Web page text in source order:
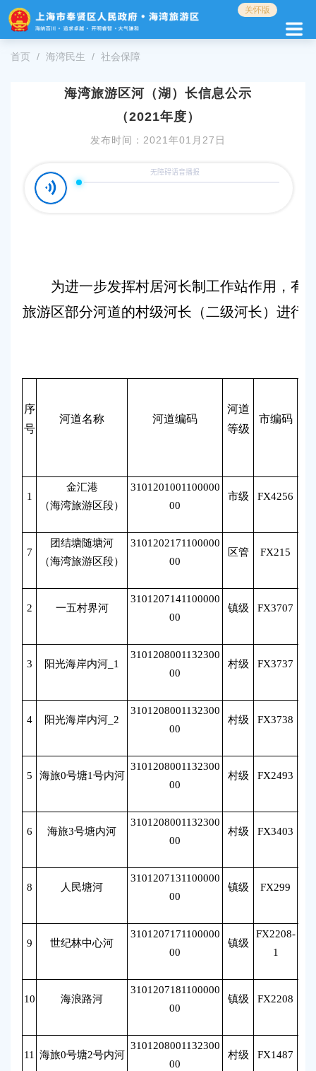
障
碍
关怀版
首页 海湾民生 社会保障
海湾旅游区河（湖）长信息公示
（2021年度）
发布时间：2021年01月27日
为进一步发挥村居河长制工作站作用，有
旅游区部分河道的村级河长（二级河长）进行
序
号
河道名称 河道编码
河道
等级
市编码
1
金汇港
（海湾旅游区段）
3101201001100000
00
市级 FX4256
7
团结塘随塘河
（海湾旅游区段）
3101202171100000
00
区管 FX215
2 一五村界河
3101207141100000
00
镇级 FX3707
3 阳光海岸内河_1
3101208001132300
00
村级 FX3737
4 阳光海岸内河_2
3101208001132300
00
村级 FX3738
5 海旅0号塘1号内河
3101208001132300
00
村级 FX2493
6 海旅3号塘内河
3101208001132300
00
村级 FX3403
8 人民塘河
3101207131100000
00
镇级 FX299
9 世纪林中心河
3101207171100000
00
镇级
FX2208-
1
10 海浪路河
3101207181100000
00
镇级 FX2208
11 海旅0号塘2号内河
3101208001132300
00
村级 FX1487